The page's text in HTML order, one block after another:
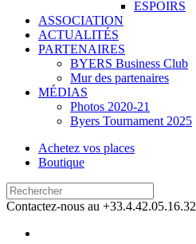
ESPOIRS
ASSOCIATION
ACTUALITÉS
PARTENAIRES
BYERS Business Club
Mur des partenaires
MÉDIAS
Photos 2020-21
Byers Tournament 2025
Achetez vos places
Boutique
Contactez-nous au +33.4.42.05.16.32